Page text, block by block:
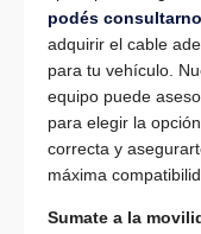
podés
adquirir el cable
para tu vehículo.
equipo puede
para elegir la opción
correcta y
máxima
Sumate a la